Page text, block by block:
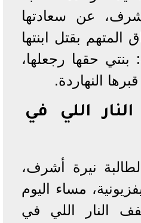
عن سعادتها
المتهم بقتل ابنتها
بنتي حقها رجعلها،
النهاردة.
اللي في
نيرة أشرف،
مساء اليوم
خفف النار اللي في